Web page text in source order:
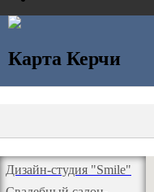
Карта Керчи
Дизайн-студия "Smile"